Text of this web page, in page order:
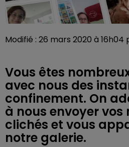
Modifié : 26 mars 2020 à
Vous êtes
avec nous des
confinement. On
à nous envoyer vos
clichés et vous
notre galerie.